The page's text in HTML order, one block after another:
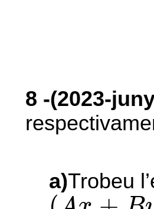
8 -(2023-
a)Trobeu
(Ax+By+